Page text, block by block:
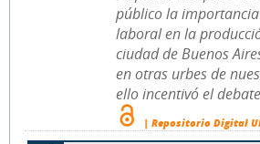
público la
laboral en la
ciudad de Buenos
en otras urbes de
ello incentivó el
| Repositorio Digital